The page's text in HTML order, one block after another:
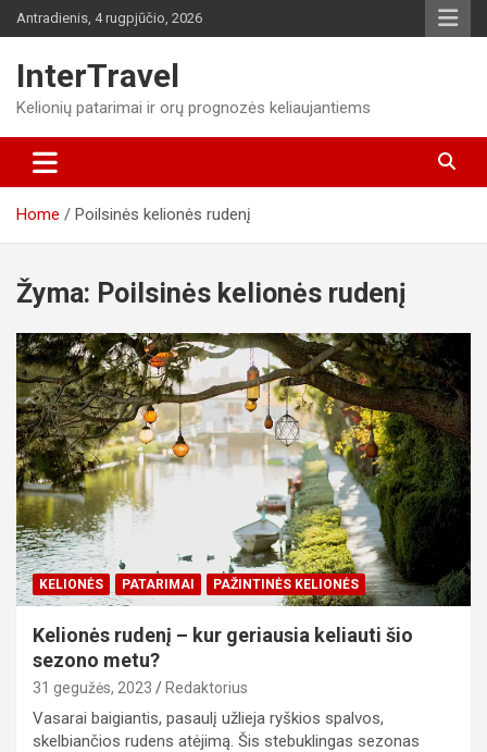
Skip
to
Antradienis, 4 rugpjūčio, 2026
InterTravel
Kelionių patarimai ir orų prognozės keliaujantiems
Home Poilsinės kelionės rudenį
Žyma: Poilsinės kelionės rudenį
KELIONĖS PATARIMAI PAŽINTINĖS KELIONĖS
Kelionės rudenį – kur geriausia keliauti šio
sezono metu?
31 gegužės, 2023 Redaktorius
Vasarai baigiantis, pasaulį užlieja ryškios spalvos,
skelbiančios rudens atėjimą. Šis stebuklingas sezonas